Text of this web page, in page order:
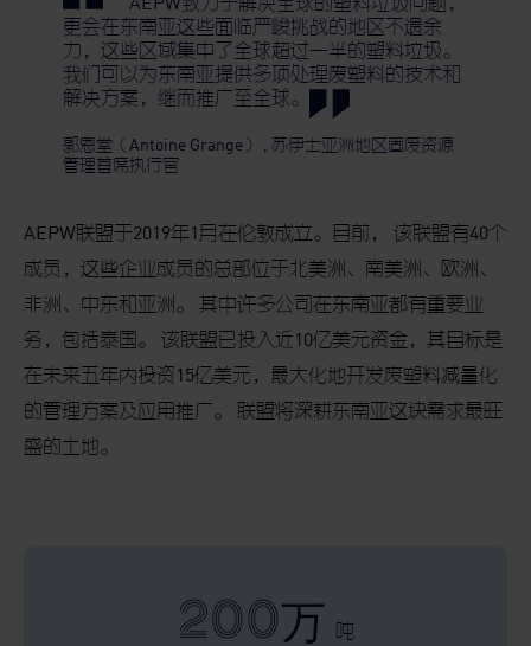
更会在东南亚这些面临严峻挑战的地区不遗余
力，这些区域集中了全球超过一半的塑料垃圾。
我们可以为东南亚提供多项处理废塑料的技术和
解决方案，继而推广至全球。
郭恩堂（Antoine Grange）
苏伊士亚洲地区固废资源
管理首席执行官
AEPW联盟于2019年1月在伦敦成立。目前， 该联盟有40个
成员，这些企业成员的总部位于北美洲、南美洲、欧洲、
非洲、中东和亚洲。
其中许多公司在东南亚都有重要业
务，包括泰国。
该联盟已投入近10亿美元资金，其目标是
在未来五年内投资15亿美元，最大化地开发废塑料减量化
的管理方案及应用推广。
联盟将深耕东南亚这块需求最旺
盛的土地。
200万 吨